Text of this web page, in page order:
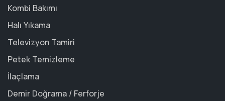
Kombi Bakımı
Halı Yıkama
Televizyon Tamiri
Petek Temizleme
İlaçlama
Demir Doğrama / Ferforje